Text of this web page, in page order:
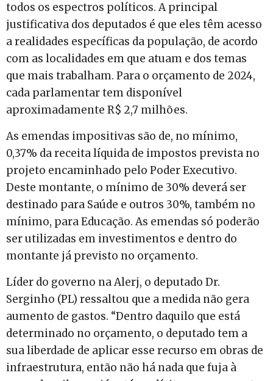
todos os espectros políticos. A principal
justificativa dos deputados é que eles têm acesso
a realidades específicas da população, de acordo
com as localidades em que atuam e dos temas
que mais trabalham. Para o orçamento de 2024,
cada parlamentar tem disponível
aproximadamente R$ 2,7 milhões.
As emendas impositivas são de, no mínimo,
0,37% da receita líquida de impostos prevista no
projeto encaminhado pelo Poder Executivo.
Deste montante, o mínimo de 30% deverá ser
destinado para Saúde e outros 30%, também no
mínimo, para Educação. As emendas só poderão
ser utilizadas em investimentos e dentro do
montante já previsto no orçamento.
Líder do governo na Alerj, o deputado Dr.
Serginho (PL) ressaltou que a medida não gera
aumento de gastos. “Dentro daquilo que está
determinado no orçamento, o deputado tem a
sua liberdade de aplicar esse recurso em obras de
infraestrutura, então não há nada que fuja à